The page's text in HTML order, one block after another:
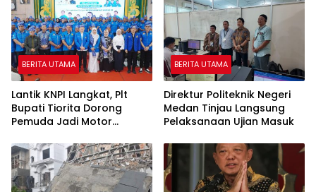
BERITA UTAMA
Lantik KNPI Langkat, Plt
Bupati Tiorita Dorong
Pemuda Jadi Motor
BERITA UTAMA
Direktur Politeknik Negeri
Medan Tinjau Langsung
Pelaksanaan Ujian Masuk